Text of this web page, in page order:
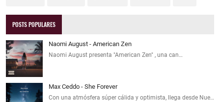
POSTS POPULARES
Naomi August - American Zen
Naomi August presenta "American Zen" , una can…
Max Ceddo - She Forever
Con una atmósfera súper cálida y optimista, llega desde Nue…